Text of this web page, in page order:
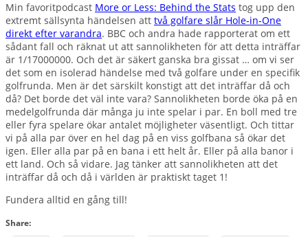
Min favoritpodcast More or Less: Behind the Stats tog upp den
extremt sällsynta händelsen att två golfare slår Hole-in-One
direkt efter varandra. BBC och andra hade rapporterat om ett
sådant fall och räknat ut att sannolikheten för att detta inträffar
är 1/17000000. Och det är säkert ganska bra gissat … om vi ser
det som en isolerad händelse med två golfare under en specifik
golfrunda. Men är det särskilt konstigt att det inträffar då och
då? Det borde det väl inte vara? Sannolikheten borde öka på en
medelgolfrunda där många ju inte spelar i par. En boll med tre
eller fyra spelare ökar antalet möjligheter väsentligt. Och tittar
vi på alla par över en hel dag på en viss golfbana så ökar det
igen. Eller alla par på en bana i ett helt år. Eller på alla banor i
ett land. Och så vidare. Jag tänker att sannolikheten att det
inträffar då och då i världen är praktiskt taget 1!
Fundera alltid en gång till!
Share: